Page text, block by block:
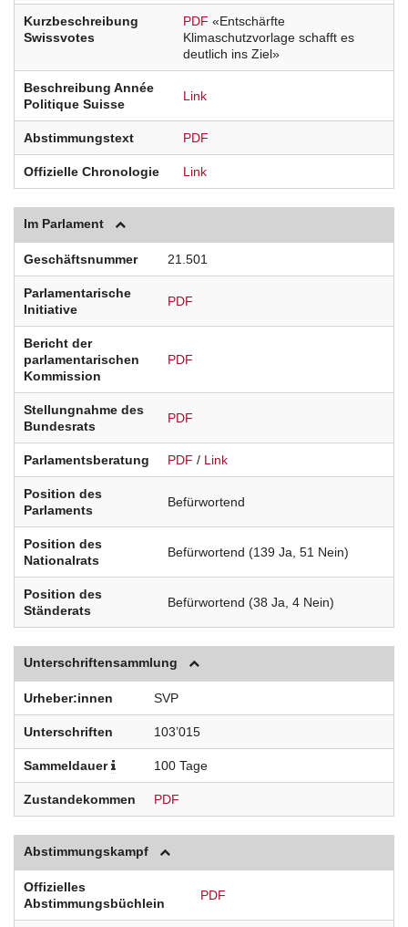
Kurzbeschreibung
Swissvotes
PDF «Entschärfte
Klimaschutzvorlage schafft es
deutlich ins Ziel»
Beschreibung Année
Politique Suisse
Link
Abstimmungstext PDF
Offizielle Chronologie Link
Im Parlament
Geschäftsnummer 21.501
Parlamentarische
Initiative
PDF
Bericht der
parlamentarischen
Kommission
PDF
Stellungnahme des
Bundesrats
PDF
Parlamentsberatung PDF / Link
Position des
Parlaments
Befürwortend
Position des
Nationalrats
Befürwortend (139 Ja, 51 Nein)
Position des
Ständerats
Befürwortend (38 Ja, 4 Nein)
Unterschriftensammlung
Urheber:innen SVP
Unterschriften 103’015
Sammeldauer 100 Tage
Zustandekommen PDF
Abstimmungskampf
Offizielles
Abstimmungsbüchlein
PDF